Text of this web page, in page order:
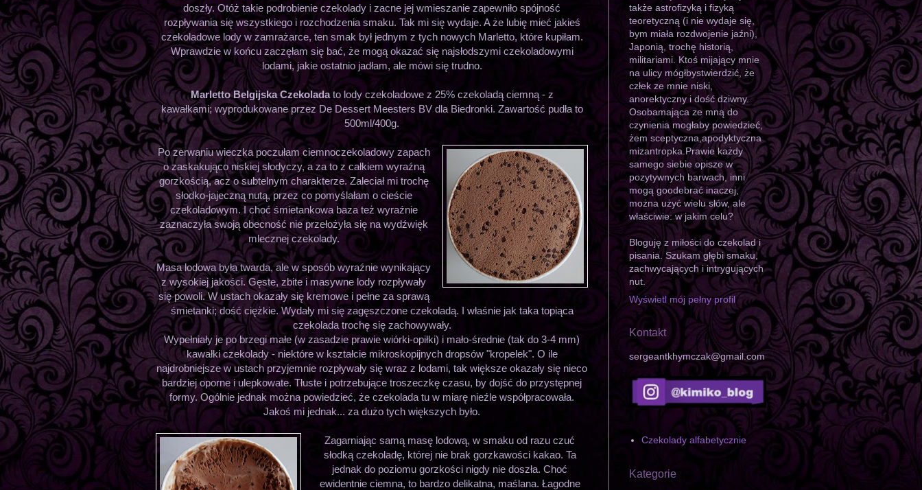
doszły. Otóż takie podrobienie czekolady i zacne jej wmieszanie zapewniło spójność
rozpływania się wszystkiego i rozchodzenia smaku. Tak mi się wydaje. A że lubię mieć jakieś
czekoladowe lody w zamrażarce, ten smak był jednym z tych nowych Marletto, które kupiłam.
Wprawdzie w końcu zaczęłam się bać, że mogą okazać się najsłodszymi czekoladowymi
lodami, jakie ostatnio jadłam, ale mówi się trudno.
Marletto Belgijska Czekoladato lody czekoladowe z 25% czekoladą ciemną - z
kawałkami; wyprodukowane przez De Dessert Meesters BV dla Biedronki. Zawartość pudła to
500ml/400g.
Po zerwaniu wieczka poczułam ciemnoczekoladowy zapach
o zaskakująco niskiej słodyczy, a za to z całkiem wyraźną
gorzkością, acz o subtelnym charakterze. Zaleciał mi trochę
słodko-jajeczną nutą, przez co pomyślałam o cieście
czekoladowym. I choć śmietankowa baza też wyraźnie
zaznaczyła swoją obecność nie przełożyła się na wydźwięk
mlecznej czekolady.
Masa lodowa była twarda, ale w sposób wyraźnie wynikający
z wysokiej jakości. Gęste, zbite i masywne lody rozpływały
się powoli. W ustach okazały się kremowe i pełne za sprawą
śmietanki; dość ciężkie. Wydały mi się zagęszczone czekoladą. I właśnie jak taka topiąca
czekolada trochę się zachowywały.
Wypełniały je po brzegi małe (w zasadzie prawie wiórki-opiłki) i mało-średnie (tak do 3-4 mm)
kawałki czekolady - niektóre w kształcie mikroskopijnych dropsów "kropelek". O ile
najdrobniejsze w ustach przyjemnie rozpływały się wraz z lodami, tak większe okazały się nieco
bardziej oporne i ulepkowate. Tłuste i potrzebujące troszeczkę czasu, by dojść do przystępnej
formy. Ogólnie jednak można powiedzieć, że czekolada tu w miarę nieźle współpracowała.
Jakoś mi jednak... za dużo tych większych było.
Zagarniając samą masę lodową, w smaku od razu czuć
słodką czekoladę, której nie brak gorzkawości kakao. Ta
jednak do poziomu gorzkości nigdy nie doszła. Choć
ewidentnie ciemna, to bardzo delikatna, maślana. Łagodne
także astrofizyką i fizyką
teoretyczną (i nie wydaje się,
bym miała rozdwojenie jaźni),
Japonią, trochę historią,
militariami. Ktoś mijający mnie
na ulicy mógłbystwierdzić, że
człek ze mnie niski,
anorektyczny i dość dziwny.
Osobamająca ze mną do
czynienia mogłaby powiedzieć,
żem sceptyczna,apodyktyczna
mizantropka.Prawie każdy
samego siebie opisze w
pozytywnych barwach, inni
mogą goodebrać inaczej,
można użyć wielu słów, ale
właściwie: w jakim celu?
Bloguję z miłości do czekolad i
pisania. Szukam głębi smaku,
zachwycających i intrygujących
nut.
Wyświetl mój pełny profil
Kontakt
sergeantkhymczak@gmail.com
Czekolady alfabetycznie
Kategorie